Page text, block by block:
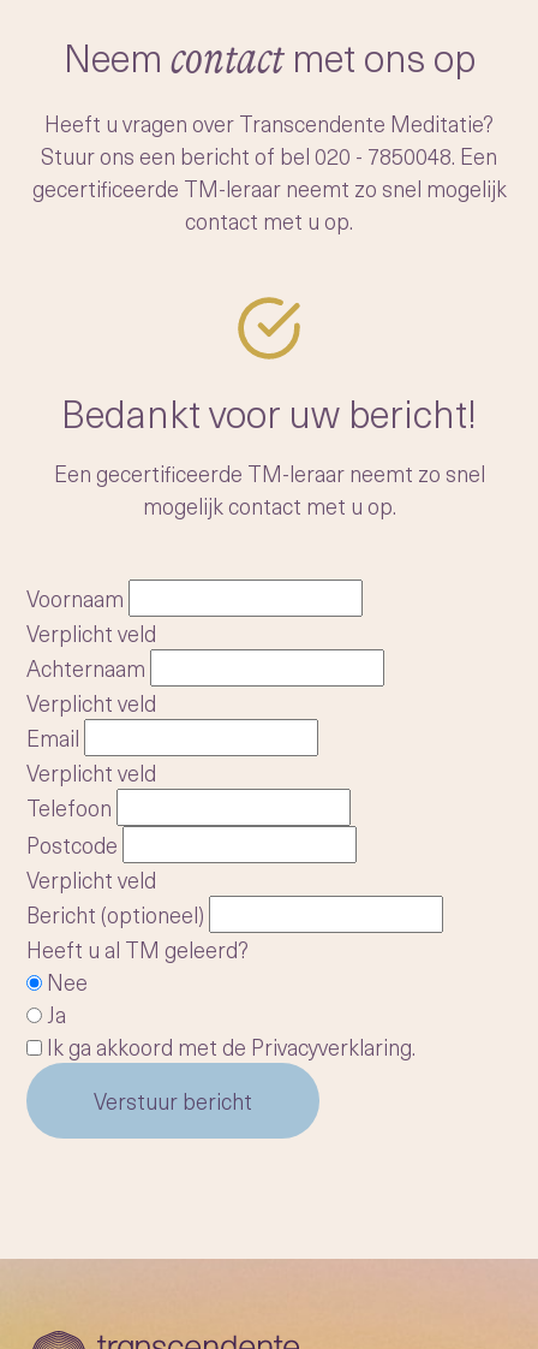
bewustzijn naar dit diepere, vredige niveau
van de geest.
Na het verfijnen en systematiseren van het
onderwijzen van TM, startte Maharishi een
beweging om de techniek wereldwijd
toegankelijk te maken. Hij trainde duizenden
leraren en richtte een non-profitstichting op
waarborgen voor toekomstige generaties.
Neemcontactmet ons op
Heeft u vragen over Transcendente Meditatie?
Stuur ons een bericht of bel020 - 7850048. Een
gecertificeerde TM-leraar neemt zo snel mogelijk
contact met u op.
Bedankt voor uw bericht!
Een gecertificeerde TM-leraar neemt zo snel
mogelijk contact met u op.
Voornaam
Verplicht veld
Achternaam
Verplicht veld
Email
Verplicht veld
Telefoon
Postcode
Verplicht veld
Bericht (optioneel)
Heeft u al TM geleerd?
Nee
Ja
Ik ga akkoord met de Privacyverklaring.
Verstuur bericht